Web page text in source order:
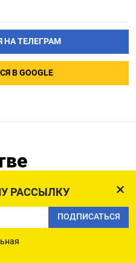
РАССЫЛКУ
ПОДПИСАТЬСЯ
НА ТЕЛЕГРАМ
В GOOGLE
в